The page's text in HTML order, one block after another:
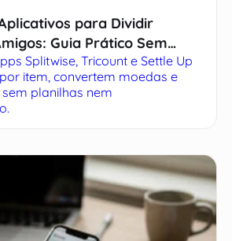
para Dividir
Guia Prático Sem
Splitwise, Tricount e Settle Up
item, convertem moedas e
planilhas nem